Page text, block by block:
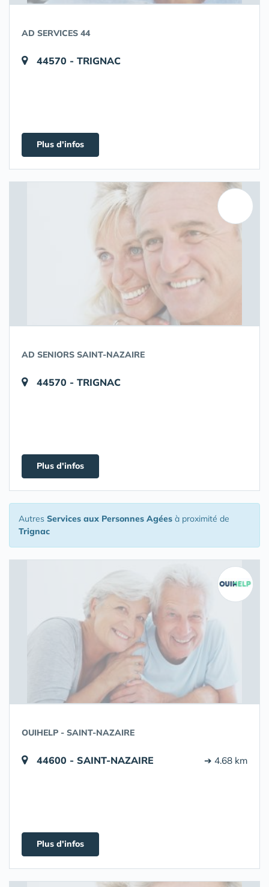
AD SERVICES 44
44570 - TRIGNAC
Plus d'infos
AD SENIORS SAINT-NAZAIRE
44570 - TRIGNAC
Plus d'infos
Autres Services aux Personnes Agées à proximité de
Trignac
OUIHELP - SAINT-NAZAIRE
44600 - SAINT-NAZAIRE ➔ 4.68 km
Plus d'infos